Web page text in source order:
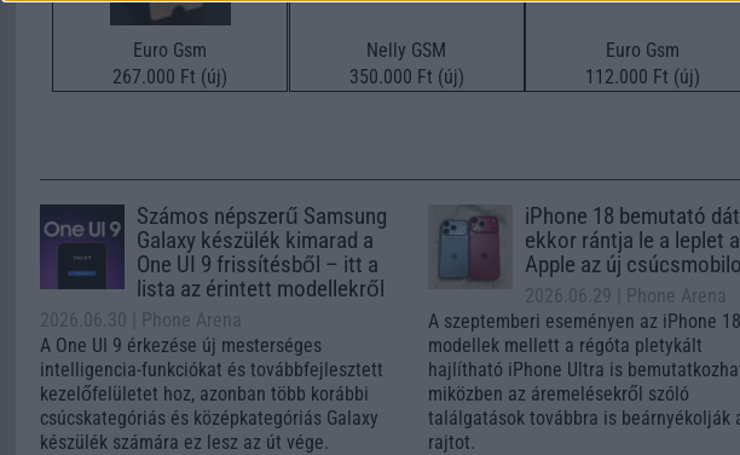
Euro Gsm
267.000 Ft (új)
Nelly GSM
350.000 Ft (új)
Euro Gsm
112.000 Ft (új)
Számos népszerű Samsung
Galaxy készülék kimarad a
One UI 9 frissítésből – itt a
lista az érintett modellekről
2026.06.30
| Phone Arena
A One UI 9 érkezése új mesterséges
intelligencia-funkciókat és továbbfejlesztett
kezelőfelületet hoz, azonban több korábbi
csúcskategóriás és középkategóriás Galaxy
készülék számára ez lesz az út vége.
iPhone 18 bemutató
ekkor rántja le a leplet
Apple az új
2026.06.29
| Phone Arena
A szeptemberi eseményen az iPhone
modellek mellett a régóta pletykált
hajlítható iPhone Ultra is
miközben az áremelésekről szóló
találgatások továbbra is beárnyékolják
rajtot.